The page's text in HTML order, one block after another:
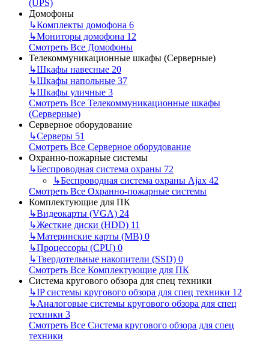
(UPS)
Домофоны
↳Комплекты домофона 6
↳Мониторы домофона 12
Смотреть Все Домофоны
Телекоммуникационные шкафы (Серверные)
↳Шкафы навесные 20
↳Шкафы напольные 37
↳Шкафы уличные 3
Смотреть Все Телекоммуникационные шкафы
(Серверные)
Серверное оборудование
↳Серверы 51
Смотреть Все Серверное оборудование
Охранно-пожарные системы
↳Беспроводная система охраны 72
↳Беспроводная система охраны Ajax 42
Смотреть Все Охранно-пожарные системы
Комплектующие для ПК
↳Видеокарты (VGA) 24
↳Жесткие диски (HDD) 11
↳Материнские карты (MB) 0
↳Процессоры (CPU) 0
↳Твердотельные накопители (SSD) 0
Смотреть Все Комплектующие для ПК
Система кругового обзора для спец техники
↳IP системы кругового обзора для спец техники 12
↳Аналоговые системы кругового обзора для спец
техники 3
Смотреть Все Система кругового обзора для спец
техники